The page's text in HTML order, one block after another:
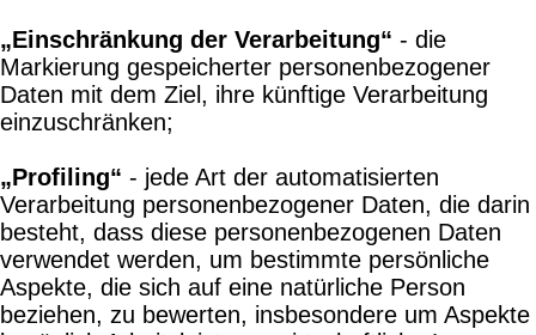
„Einschränkung der Verarbeitung“ - die
Markierung gespeicherter personenbezogener
Daten mit dem Ziel, ihre künftige Verarbeitung
einzuschränken;
„Profiling“ - jede Art der automatisierten
Verarbeitung personenbezogener Daten, die darin
besteht, dass diese personenbezogenen Daten
verwendet werden, um bestimmte persönliche
Aspekte, die sich auf eine natürliche Person
beziehen, zu bewerten, insbesondere um Aspekte